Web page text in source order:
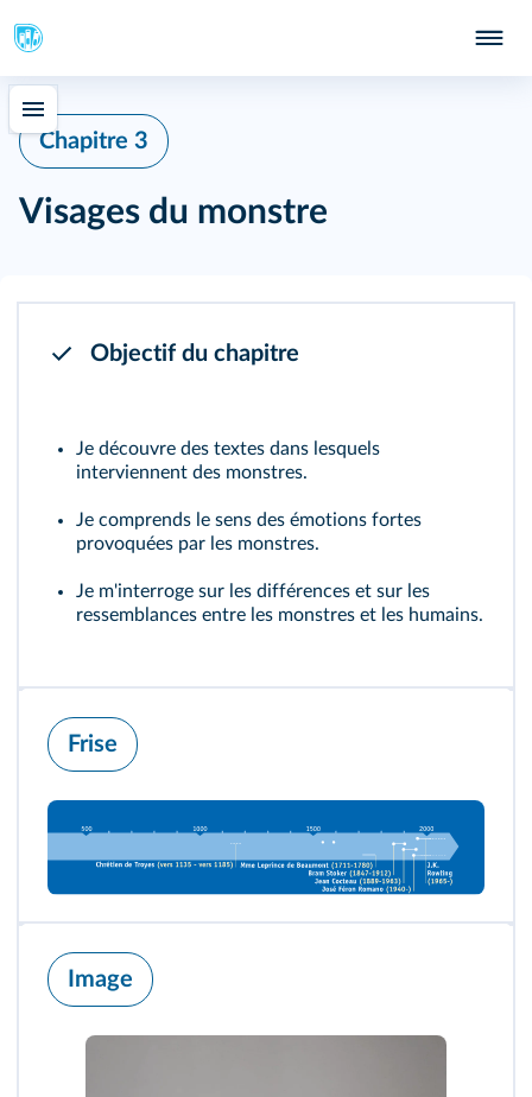
Chapitre 3
Visages du monstre
Objectif du chapitre
Je découvre des textes dans lesquels
interviennent des monstres.
Je comprends le sens des émotions fortes
provoquées par les monstres.
Je m'interroge sur les différences et sur les
ressemblances entre les monstres et les humains.
Frise
Image